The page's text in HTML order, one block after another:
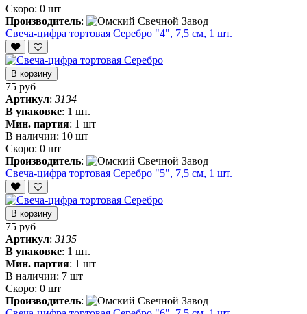
Скоро: 0 шт
Производитель:
Свеча-цифра тортовая Серебро "4", 7,5 см, 1 шт.
В корзину
75 руб
Артикул: 3134
В упаковке: 1 шт.
Мин. партия: 1 шт
В наличии: 10 шт
Скоро: 0 шт
Производитель:
Свеча-цифра тортовая Серебро "5", 7,5 см, 1 шт.
В корзину
75 руб
Артикул: 3135
В упаковке: 1 шт.
Мин. партия: 1 шт
В наличии: 7 шт
Скоро: 0 шт
Производитель: